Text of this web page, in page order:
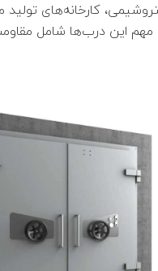
کارخانه‌های تولید
این درب‌ها شامل مقاومت